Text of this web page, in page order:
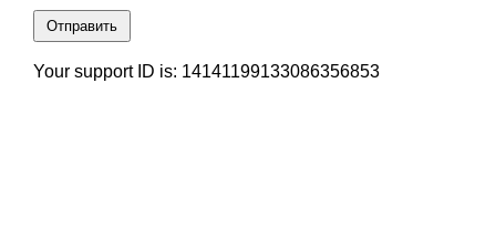
Отправить
Your support ID is: 14141199133086356853